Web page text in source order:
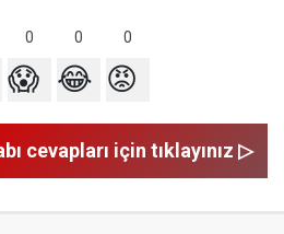
0 0 0
😱 😂 😡
cevapları için tıklayınız ▷